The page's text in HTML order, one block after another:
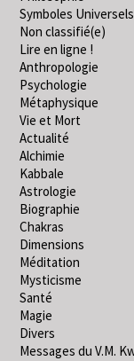
Symboles Universels
Non classifié(e)
Lire en ligne !
Anthropologie
Psychologie
Métaphysique
Vie et Mort
Actualité
Alchimie
Kabbale
Astrologie
Biographie
Chakras
Dimensions
Méditation
Mysticisme
Santé
Magie
Divers
Messages du V.M.